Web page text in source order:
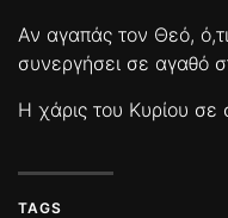
Αν αγαπάς τον Θεό,
συνεργήσει σε αγαθό
Η χάρις του Κυρίου
TAGS